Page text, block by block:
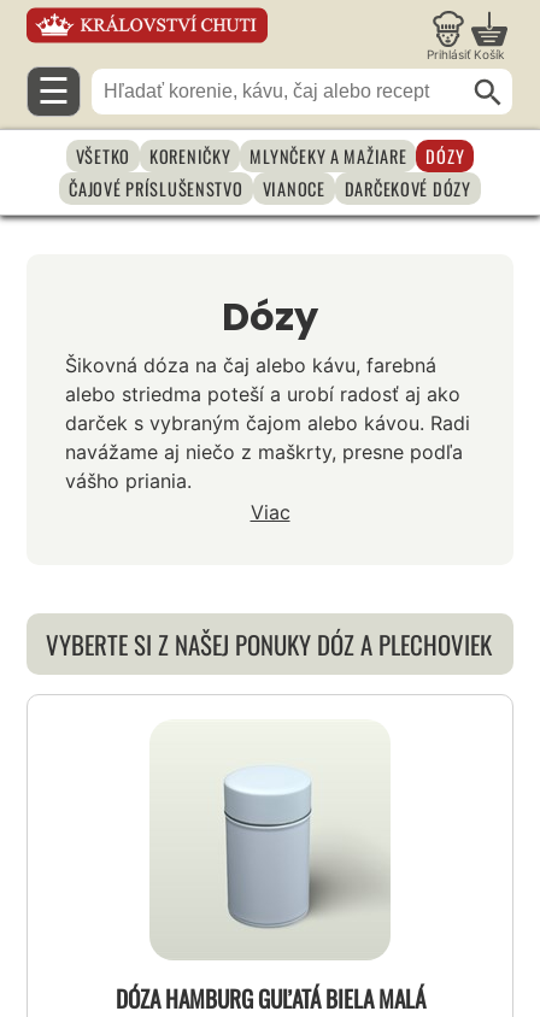
Prihlásiť Košík
☰
VŠETKO KORENIČKY MLYNČEKY A MAŽIARE
DÓZY
ČAJOVÉ PRÍSLUŠENSTVO
VIANOCE DARČEKOVÉ DÓZY
Dózy
Šikovná dóza na čaj alebo kávu, farebná
alebo striedma poteší a urobí radosť aj ako
darček s vybraným čajom alebo kávou. Radi
navážame aj niečo z maškrty, presne podľa
vášho priania.
Viac
VYBERTE SI Z NAŠEJ PONUKY DÓZ A PLECHOVIEK
DÓZA HAMBURG GUĽATÁ BIELA MALÁ